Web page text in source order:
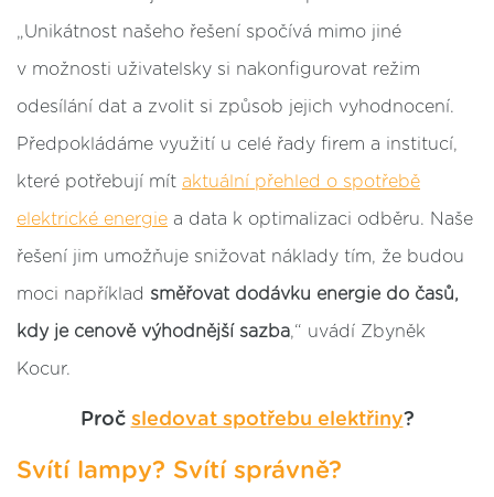
„Unikátnost našeho řešení spočívá mimo jiné
v možnosti uživatelsky si nakonfigurovat režim
odesílání dat a zvolit si způsob jejich vyhodnocení.
Předpokládáme využití u celé řady firem a institucí,
které potřebují mít aktuální přehled o spotřebě
elektrické energie a data k optimalizaci odběru. Naše
řešení jim umožňuje snižovat náklady tím, že budou
moci například směřovat dodávku energie do časů,
kdy je cenově výhodnější sazba,“ uvádí Zbyněk
Kocur.
Proč sledovat spotřebu elektřiny?
Svítí lampy? Svítí správně?